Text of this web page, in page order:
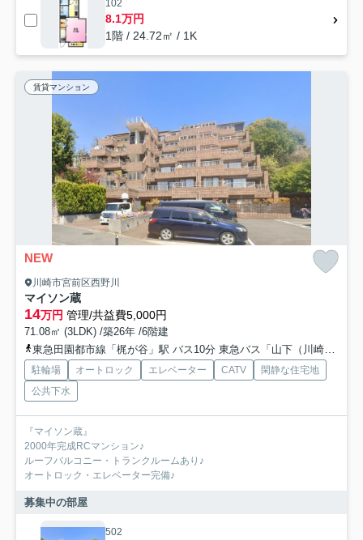
102
8.1万円
1階 / 24.72㎡ / 1K
賃貸マンション
NEW
川崎市宮前区西野川
マイソン蔵
14万円 管理/共益費5,000円
71.08㎡ (3LDK) /築26年 /6階建
東急田園都市線「梶が谷」駅 バス10分 東急バス「山下（川崎市）」 停歩1分
駐輪場 オートロック エレベーター CATV
閑静な住宅地
公共下水
『マイソン蔵』
2000年完成RCマンション♪
ルーフバルコニー・トランクルームあり♪
オートロック・エレベーター完備♪
募集中の部屋
502